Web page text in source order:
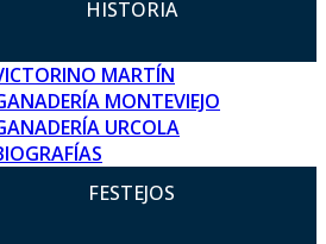
HISTORIA
MARTÍN
MONTEVIEJO
URCOLA
FESTEJOS